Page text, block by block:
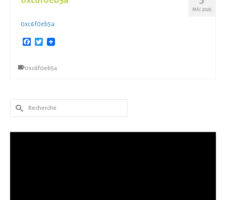
MAI 2026
0xc6f0eb5a
Facebook
Twitter
0xc6f0eb5a
Rechercher :